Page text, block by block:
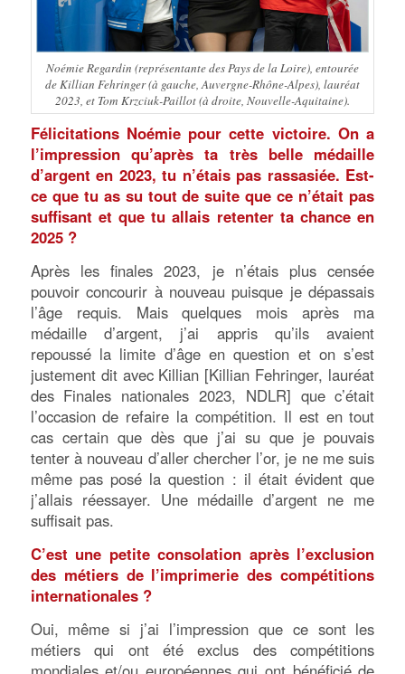
Noémie Regardin (représentante des Pays de la Loire), entourée
de Killian Fehringer (à gauche, Auvergne-Rhône-Alpes), lauréat
2023, et Tom Krzciuk-Paillot (à droite, Nouvelle-Aquitaine).
Félicitations Noémie pour cette victoire. On a
l’impression qu’après ta très belle médaille
d’argent en 2023, tu n’étais pas rassasiée. Est-
ce que tu as su tout de suite que ce n’était pas
suffisant et que tu allais retenter ta chance en
2025 ?
Après les finales 2023, je n’étais plus censée
pouvoir concourir à nouveau puisque je dépassais
l’âge requis. Mais quelques mois après ma
médaille d’argent, j’ai appris qu’ils avaient
repoussé la limite d’âge en question et on s’est
justement dit avec Killian [Killian Fehringer, lauréat
des Finales nationales 2023, NDLR] que c’était
l’occasion de refaire la compétition. Il est en tout
cas certain que dès que j’ai su que je pouvais
tenter à nouveau d’aller chercher l’or, je ne me suis
même pas posé la question : il était évident que
j’allais réessayer. Une médaille d’argent ne me
suffisait pas.
C’est une petite consolation après l’exclusion
des métiers de l’imprimerie des compétitions
internationales ?
Oui, même si j’ai l’impression que ce sont les
métiers qui ont été exclus des compétitions